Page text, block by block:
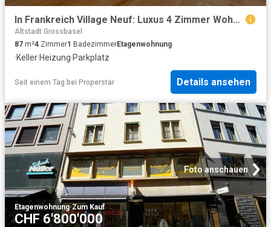
In Frankreich Village Neuf: Luxus 4 Zimmer Wohnung
Altstadt Grossbasel
87 m²4 Zimmer1 BadezimmerEtagenwohnung
·Keller·Heizung·Parkplatz
Seit einem Tag bei Properstar Details ansehen
Foto anschauen
Etagenwohnung·Zum Kauf
CHF 6'800'000